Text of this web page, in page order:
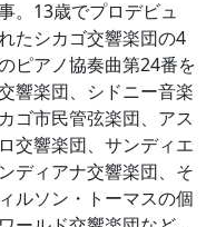
。13歳でプロデビュ
たシカゴ交響楽団の4
ピアノ協奏曲第24番を
響楽団、シドニー音楽
ゴ市民管弦楽団、アス
交響楽団、サンディエ
ディアナ交響楽団、そ
ルソン・トーマスの個